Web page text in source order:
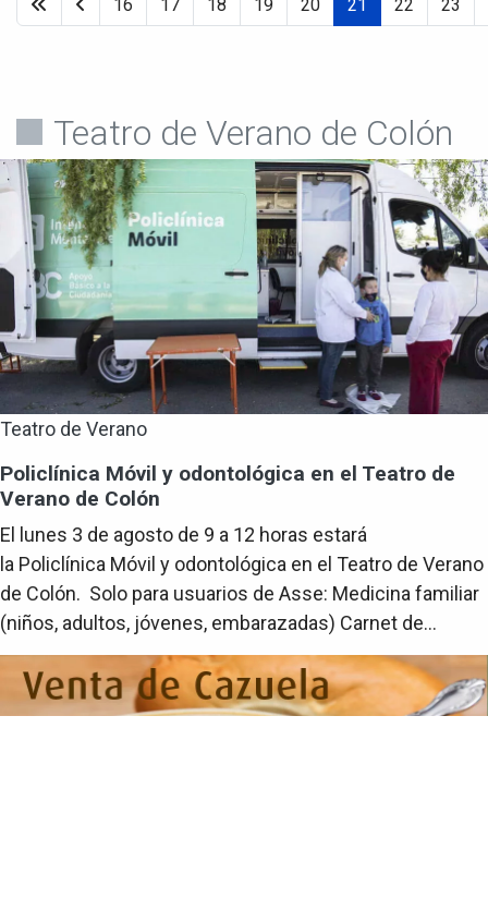
16 17 18 19 20 21 22 23
Teatro de Verano de Colón
Teatro de Verano
Policlínica Móvil y odontológica en el Teatro de
Verano de Colón
El lunes 3 de agosto de 9 a 12 horas estará
la Policlínica Móvil y odontológica en el Teatro de Verano
de Colón. Solo para usuarios de Asse: Medicina familiar
(niños, adultos, jóvenes, embarazadas) Carnet de...